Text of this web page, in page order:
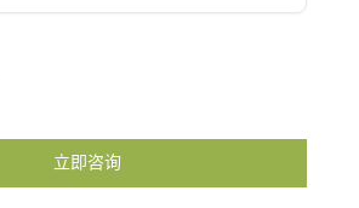
立即咨询